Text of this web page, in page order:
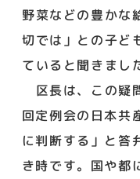
野菜などの豊かな
切では」との子ど
ていると聞きまし
区長は、この疑
回定例会の日本共
に判断する」と答
き時です。国や都